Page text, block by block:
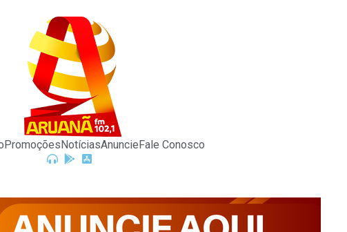
PromoçõesNotíciasAnuncieFale Conosco